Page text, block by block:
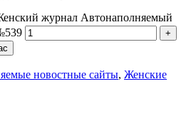
журнал Автонаполняемый
новостные сайты, Женские